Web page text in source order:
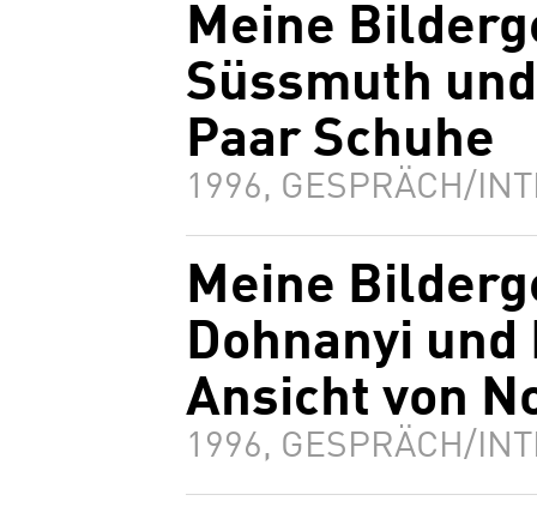
Meine
Süssmuth
Paar Schuhe
1996, GESPRÄCH/
Meine
Dohnanyi
Ansicht von
1996, GESPRÄCH/